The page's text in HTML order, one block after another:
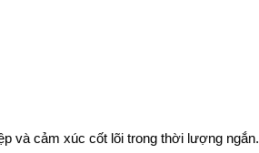
và cảm xúc cốt lõi trong thời lượng ngắn.